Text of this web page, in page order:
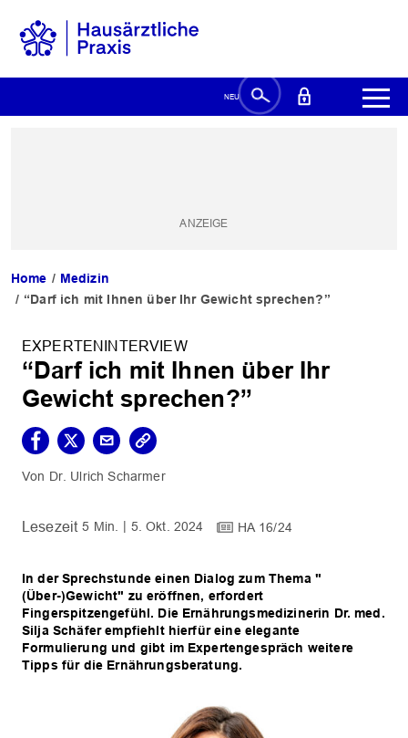
Home
Medizin
“Darf ich mit Ihnen über Ihr Gewicht sprechen?”
EXPERTENINTERVIEW
“Darf ich mit Ihnen über Ihr
Gewicht sprechen?”
Dr. Ulrich Scharmer
5 Min. 5. Okt. 2024 HA 16/24
In der Sprechstunde einen Dialog zum Thema "
(Über-)Gewicht" zu eröffnen, erfordert
Fingerspitzengefühl. Die Ernährungsmedizinerin Dr. med.
Silja Schäfer empfiehlt hierfür eine elegante
Formulierung und gibt im Expertengespräch weitere
Tipps für die Ernährungsberatung.